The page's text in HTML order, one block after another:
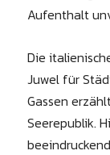
Aufenthalt
Die
Juwel für
Gassen
Seerepublik.